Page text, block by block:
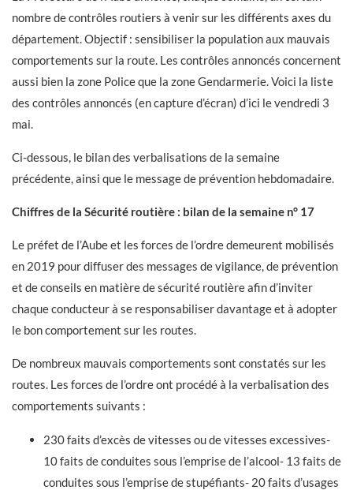
nombre de contrôles routiers à venir sur les différents axes du
département. Objectif : sensibiliser la population aux mauvais
comportements sur la route. Les contrôles annoncés concernent
aussi bien la zone Police que la zone Gendarmerie. Voici la liste
des contrôles annoncés (en capture d’écran) d’ici le vendredi 3
mai.
Ci-dessous, le bilan des verbalisations de la semaine
précédente, ainsi que le message de prévention hebdomadaire.
Chiffres de la Sécurité routière : bilan de la semaine n° 17
Le préfet de l’Aube et les forces de l’ordre demeurent mobilisés
en 2019 pour diffuser des messages de vigilance, de prévention
et de conseils en matière de sécurité routière afin d’inviter
chaque conducteur à se responsabiliser davantage et à adopter
le bon comportement sur les routes.
De nombreux mauvais comportements sont constatés sur les
routes. Les forces de l’ordre ont procédé à la verbalisation des
comportements suivants :
230 faits d’excès de vitesses ou de vitesses excessives-
10 faits de conduites sous l’emprise de l’alcool- 13 faits de
conduites sous l’emprise de stupéfiants- 20 faits d’usages